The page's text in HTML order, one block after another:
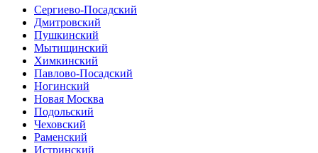
Сергиево-Посадский
Дмитровский
Пушкинский
Мытищинский
Химкинский
Павлово-Посадский
Ногинский
Новая Москва
Подольский
Чеховский
Раменский
Истринский